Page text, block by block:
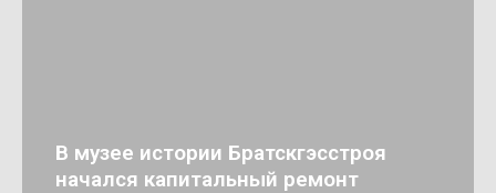
В музее истории Братскгэсстроя
начался капитальный ремонт